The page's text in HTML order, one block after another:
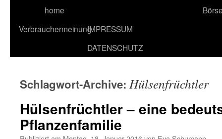
home
VerbrauchermeinungIMPRESSUM
DATENSCHUTZ
Schlagwort-Archive: Hülsenfrüchtler
Hülsenfrüchtler – eine
Pflanzenfamilie